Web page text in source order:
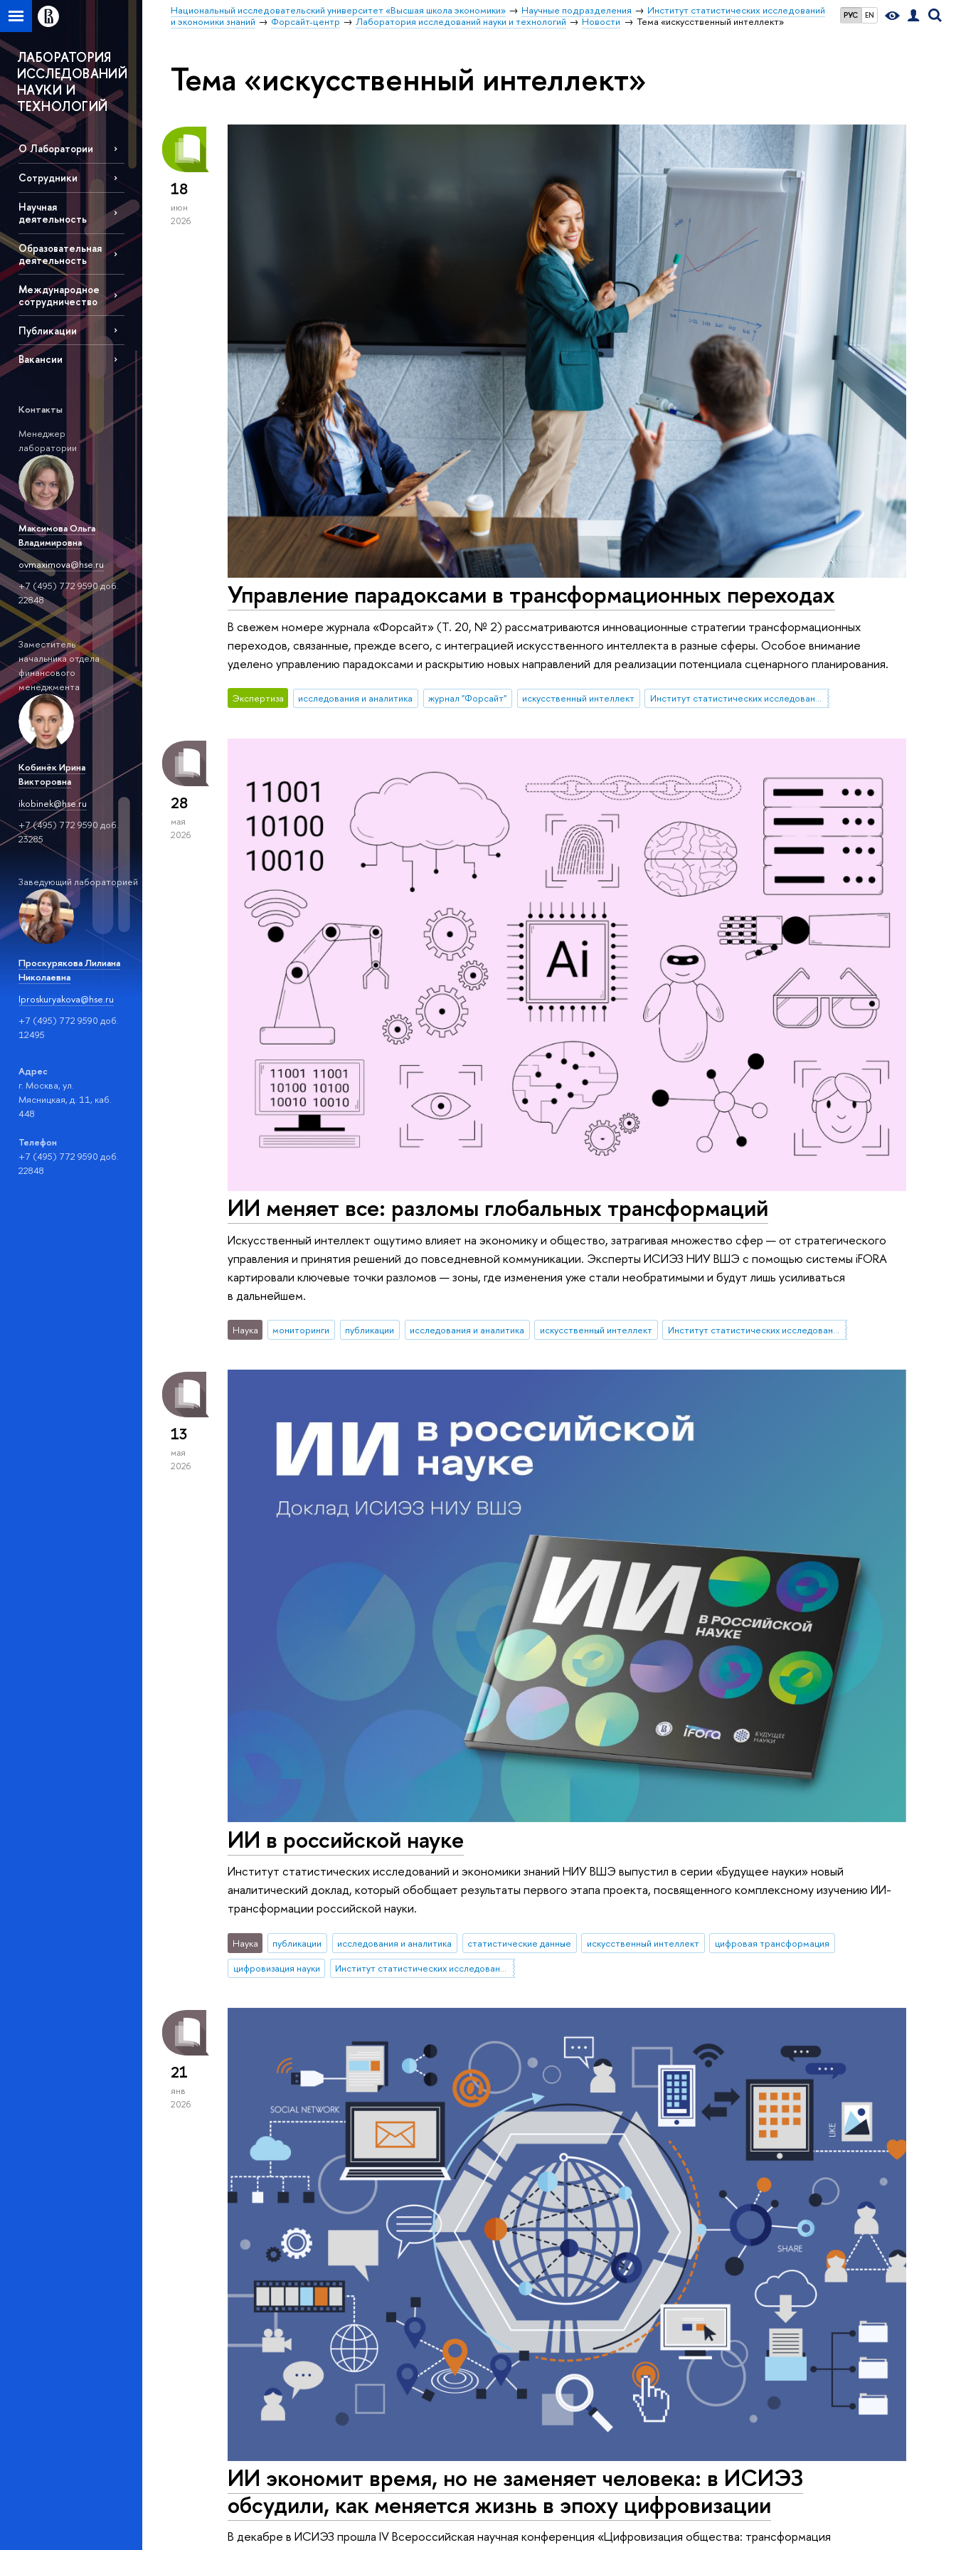
РУС EN
Национальный исследовательский университет «Высшая школа экономики» Научные подразделения
Институт статистических исследований
и экономики знаний
Форсайт-центр Лаборатория исследований науки и технологий Новости Тема «искусственный интеллект»
ЛАБОРАТОРИЯ
ИССЛЕДОВАНИЙ
НАУКИ И
ТЕХНОЛОГИЙ
О Лаборатории
Сотрудники
Научная
деятельность
Образовательная
деятельность
Международное
сотрудничество
Публикации
Вакансии
Контакты
Менеджер
лаборатории
Максимова Ольга
Владимировна
ovmaximova@hse.ru
+7 (495) 772 9590 доб.
22848
Заместитель
начальника отдела
финансового
менеджмента
Кобинёк Ирина
Викторовна
ikobinek@hse.ru
+7 (495) 772 9590 доб.
23285
Заведующий лабораторией
Проскурякова Лилиана
Николаевна
lproskuryakova@hse.ru
+7 (495) 772 9590 доб.
12495
Адрес
г. Москва, ул.
Мясницкая, д. 11, каб.
448
Телефон
+7 (495) 772 9590 доб.
22848
Тема «искусственный интеллект»
18
июн
2026
Управление парадоксами в трансформационных переходах
В свежем номере журнала «Форсайт» (Т. 20, № 2) рассматриваются инновационные стратегии трансформационных
переходов, связанные, прежде всего, с интеграцией искусственного интеллекта в разные сферы. Особое внимание
уделено управлению парадоксами и раскрытию новых направлений для реализации потенциала сценарного планирования.
Экспертиза исследования и аналитика журнал "Форсайт" искусственный интеллект Институт статистических исследований и экономики знаний
28
мая
2026
ИИ меняет все: разломы глобальных трансформаций
Искусственный интеллект ощутимо влияет на экономику и общество, затрагивая множество сфер — от стратегического
управления и принятия решений до повседневной коммуникации. Эксперты ИСИЭЗ НИУ ВШЭ с помощью системы iFORA
картировали ключевые точки разломов — зоны, где изменения уже стали необратимыми и будут лишь усиливаться
в дальнейшем.
Наука мониторинги публикации исследования и аналитика искусственный интеллект Институт статистических исследований и экономики знаний
13
мая
2026
ИИ в российской науке
Институт статистических исследований и экономики знаний НИУ ВШЭ выпустил в серии «Будущее науки» новый
аналитический доклад, который обобщает результаты первого этапа проекта, посвященного комплексному изучению ИИ-
трансформации российской науки.
Наука публикации исследования и аналитика статистические данные искусственный интеллект
цифровая трансформация
цифровизация науки
Институт статистических исследований и экономики знаний
21
янв
2026
ИИ экономит время, но не заменяет человека: в ИСИЭЗ
обсудили, как меняется жизнь в эпоху цифровизации
В декабре в ИСИЭЗ прошла IV Всероссийская научная конференция «Цифровизация общества: трансформация